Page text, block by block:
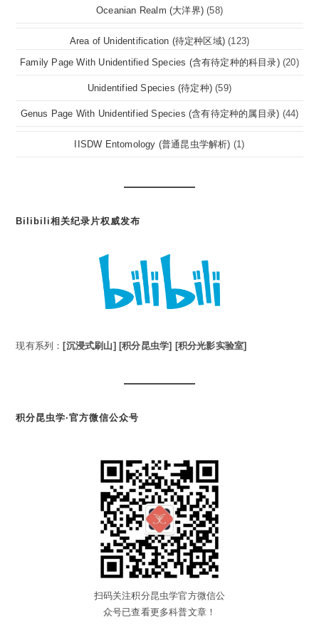
Oceanian Realm (大洋界) (58)
Area of Unidentification (待定种区域) (123)
Family Page With Unidentified Species (含有待定种的科目录) (20)
Unidentified Species (待定种) (59)
Genus Page With Unidentified Species (含有待定种的属目录) (44)
IISDW Entomology (普通昆虫学解析) (1)
Bilibili相关纪录片权威发布
现有系列：[沉浸式刷山] [积分昆虫学] [积分光影实验室]
积分昆虫学·官方微信公众号
扫码关注积分昆虫学官方微信公
众号已查看更多科普文章！